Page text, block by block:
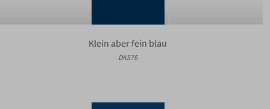
Klein aber fein blau
DK576